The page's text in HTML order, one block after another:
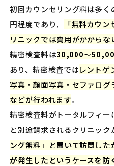
初回カウンセリング料は多
円程度であり、
「無料カウ
リニックでは費用がかから
精密検査料は30,000〜
あり、精密検査ではレントゲ
写真・顔面写真・セファログ
などが行われます。
精密検査料がトータルフィー
と別途請求されるクリニック
ング無料」と聞いて訪問し
が発生したというケースを防